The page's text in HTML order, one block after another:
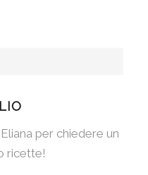
per chiedere un
ricette!